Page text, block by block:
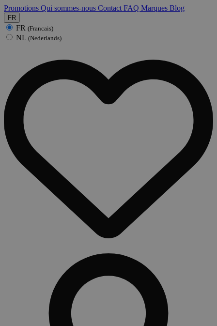
Promotions Qui sommes-nous Contact FAQ Marques Blog
FR
FR (Francais)
NL (Nederlands)